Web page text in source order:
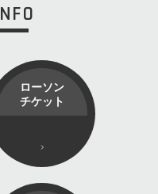
ローソン
チケット